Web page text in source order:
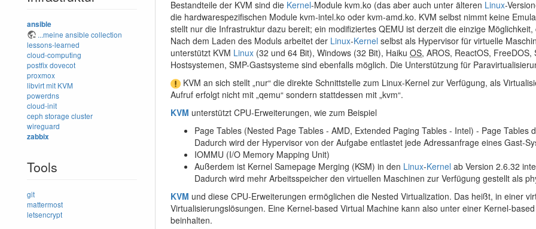
ansible
...meine ansible collection
lessons-learned
cloud-computing
postfixdovecot
proxmox
libvirt mit KVM
powerdns
cloud-init
ceph storage cluster
wireguard
zabbix
Tools
git
mattermost
letsencrypt
Bestandteile der KVM sind die Kernel-Module kvm.ko (das aber auch unter älteren Linux-
die hardwarespezifischen Module kvm-intel.ko oder kvm-amd.ko. KVM selbst nimmt keine
stellt nur die Infrastruktur dazu bereit; ein modifiziertes QEMU ist derzeit die einzige
Nach dem Laden des Moduls arbeitet der Linux-Kernel selbst als Hypervisor für virtuelle
unterstützt KVM Linux (32 und 64 Bit), Windows (32 Bit), Haiku OS, AROS, ReactOS,
Hostsystemen, SMP-Gastsysteme sind ebenfalls möglich. Die Unterstützung für
KVM an sich stellt „nur“ die direkte Schnittstelle zum Linux-Kernel zur Verfügung, als
Aufruf erfolgt nicht mit „qemu“ sondern stattdessen mit „kvm“.
KVM unterstützt CPU-Erweiterungen, wie zum Beispiel
Page Tables (Nested Page Tables - AMD, Extended Paging Tables - Intel) - Page
Dadurch wird der Hypervisor von der Aufgabe entlastet jede Adressanfrage eines Gast-
IOMMU (I/O Memory Mapping Unit)
Außerdem ist Kernel Samepage Merging (KSM) in den Linux-Kernel ab Version 2.6.32
Dadurch wird mehr Arbeitsspeicher den virtuellen Maschinen zur Verfügung gestellt als
KVM und diese CPU-Erweiterungen ermöglichen die Nested Virtualization. Das heißt, in einer
Virtualisierungslösungen. Eine Kernel-based Virtual Machine kann also unter einer Kernel-
beinhalten.